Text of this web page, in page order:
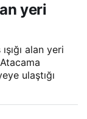
yeri
alan yeri
ulaştığı